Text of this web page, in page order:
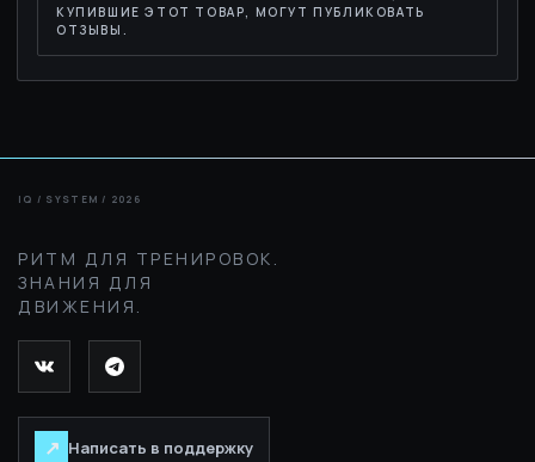
КУПИВШИЕ ЭТОТ ТОВАР, МОГУТ ПУБЛИКОВАТЬ
ОТЗЫВЫ.
РИТМ ДЛЯ ТРЕНИРОВОК.
ЗНАНИЯ ДЛЯ
ДВИЖЕНИЯ.
↗ Написать в поддержку